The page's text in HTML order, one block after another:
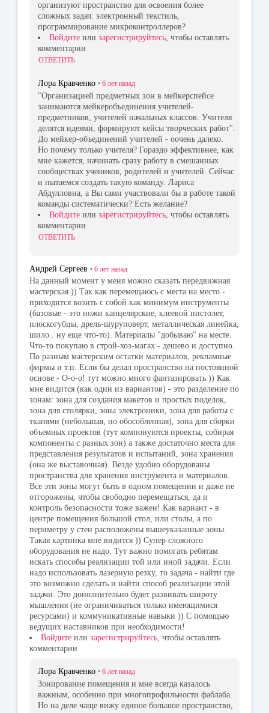
организуют пространство для освоения более
сложных задач: электронный текстиль,
программирование микроконтроллеров?
Войдите или зарегистрируйтесь, чтобы оставлять
комментарии
ОТВЕТИТЬ
Лора Кравченко • 6 лет назад
"Организацией предметных зон в мейкерспейсе
занимаются мейкеробъединения учителей-
предметников, учителей начальных классов. Учителя
делятся идеями, формируют кейсы творческих работ".
До мейкер-объединений учителей - оочень далеко.
Но почему только учителя? Гораздо эффективнее, как
мне кажется, начинать сразу работу в смешанных
сообществах учеников, родителей и учителей. Сейчас
и пытаемся создать такую команду. Лариса
Абдулловна, а Вы сами участвовали бы в работе такой
команды систематически? Есть желание?
Войдите или зарегистрируйтесь , чтобы оставлять
комментарии
ОТВЕТИТЬ
Андрей Сергеев • 6 лет назад
На данный момент у меня можно сказать передвижная
мастерская )) Так как перемещаюсь с места на место -
приходится возить с собой как минимум инструменты
(базовые - это ножи канцелярские, клеевой пистолет,
плоскогубцы, дрель-шуруповерт, металлическая линейка,
шило.. ну еще что-то). Материалы "добываю" на месте.
Что-то покупаю в строй-хоз-магах - дешево и доступно.
По разным мастерским остатки материалов, рекламные
фирмы и т.п. Если бы делал пространство на постоянной
основе - О-о-о! тут можно много фантазировать )) Как
мне видится (как один из вариантов) - это разделение по
зонам: зона для создания макетов и простых поделок,
зона для столярки, зона электроники, зона для работы с
тканями (небольшая, но обособленная), зона для сборки
объемных проектов (тут компонуются проекты, собирая
компоненты с разных зон) а также достаточно места для
представления результатов и испытаний, зона хранения
(она же выставочная). Везде удобно оборудованы
пространства для хранения инструмента и материалов.
Все эти зоны могут быть в одном помещении и даже не
отгорожены, чтобы свободно перемещаться, да и
контроль безопасности тоже важен! Как вариант - в
центре помещения большой стол, или столы, а по
периметру у стен расположены вышеуказанные зоны.
Такая картинка мне видится )) Супер сложного
оборудования не надо. Тут важно помогать ребятам
искать способы реализации той или иной задачи. Если
надо использовать лазерную резку, то задача - найти где
это возможно сделать и найти способ реализации этой
задачи. Это дополнительно будет развивать широту
мышления (не ограничиваться только имеющимися
ресурсами) и коммуникативные навыки )) С помощью
ведущих наставников при необходимости!
Войдите или зарегистрируйтесь, чтобы оставлять
комментарии
Лора Кравченко • 6 лет назад
Зонирование помещения и мне всегда казалось
важным, особенно при многопрофильности фаблаба.
Но на деле чаще вижу единое большое пространство,